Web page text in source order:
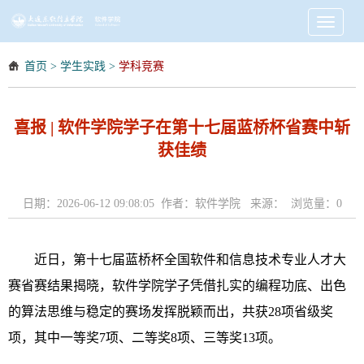
Toggle
首页 > 学生实践 > 学科竞赛
喜报 | 软件学院学子在第十七届蓝桥杯省赛中斩
获佳绩
日期：2026-06-12 09:08:05 作者：软件学院 来源： 浏览量： 0
近日，第十七届蓝桥杯全国软件和信息技术专业人才大
赛省赛结果揭晓，软件学院学子凭借扎实的编程功底、出色
的算法思维与稳定的赛场发挥脱颖而出，共获28项省级奖
项，其中一等奖7项、二等奖8项、三等奖13项。